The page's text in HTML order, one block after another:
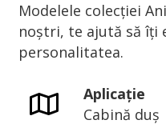
Modelele colecției
noștri, te ajută să îți
personalitatea.
Aplicație
Cabină duș